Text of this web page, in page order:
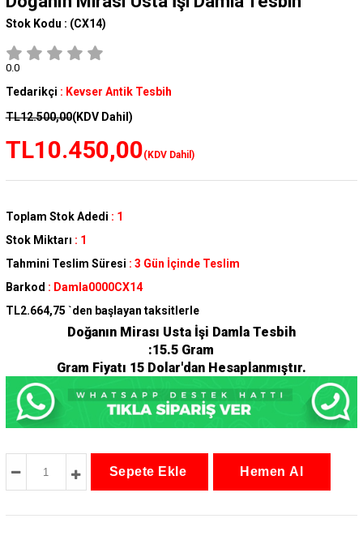
Stok Kodu : (CX14)
0.0
Tedarikçi : Kevser Antik Tesbih
TL12.500,00(KDV Dahil)
TL10.450,00(KDV Dahil)
Toplam Stok Adedi : 1
Stok Miktarı : 1
Tahmini Teslim Süresi : 3 Gün İçinde Teslim
Barkod : Damla0000CX14
TL2.664,75 `den başlayan taksitlerle
Doğanın Mirası Usta İşi Damla Tesbih
:15.5 Gram
Gram Fiyatı 15 Dolar'dan Hesaplanmıştır.